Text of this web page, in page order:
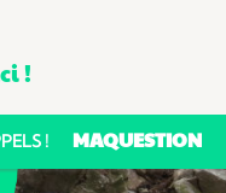
!
au
! MAQUESTION